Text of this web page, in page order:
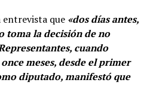
que«dos días antes,
toma la decisión de no
cuando
meses, desde el primer
diputado, manifestó que